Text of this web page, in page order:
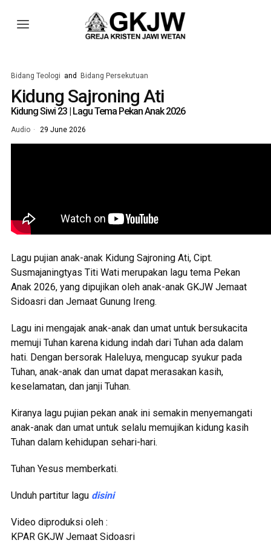
Bidang Teologi and Bidang Persekutuan
Kidung Sajroning Ati
Kidung Siwi 23 | Lagu Tema Pekan Anak 2026
Audio 29 June 2026
Lagu pujian anak-anak Kidung Sajroning Ati, Cipt.
Susmajaningtyas Titi Wati merupakan lagu tema Pekan
Anak 2026, yang dipujikan oleh anak-anak GKJW Jemaat
Sidoasri dan Jemaat Gunung Ireng.
Lagu ini mengajak anak-anak dan umat untuk bersukacita
memuji Tuhan karena kidung indah dari Tuhan ada dalam
hati. Dengan bersorak Haleluya, mengucap syukur pada
Tuhan, anak-anak dan umat dapat merasakan kasih,
keselamatan, dan janji Tuhan.
Kiranya lagu pujian pekan anak ini semakin menyemangati
anak-anak dan umat untuk selalu memujikan kidung kasih
Tuhan dalam kehidupan sehari-hari.
Tuhan Yesus memberkati.
Unduh partitur lagu disini
Video diproduksi oleh :
KPAR GKJW Jemaat Sidoasri